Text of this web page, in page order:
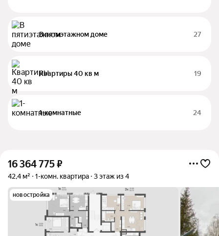
В пятиэтажном доме 27
Квартиры 40 кв м 19
1-комнатные 24
16 364 775₽
42,4 м² 1-комн. квартира 3 этаж из 4
новостройка